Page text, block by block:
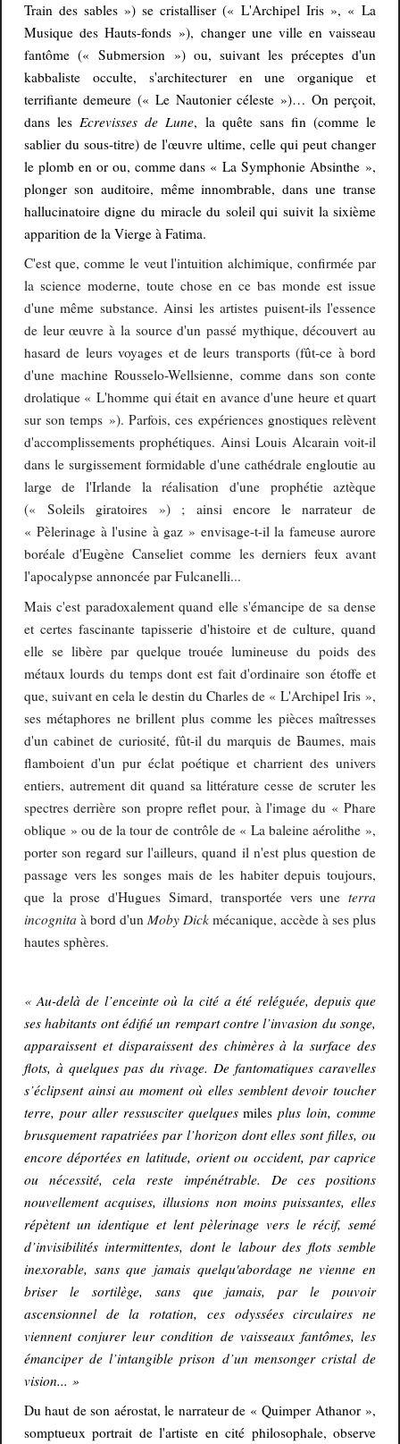
Train des sables ») se cristalliser (« L'Archipel Iris », « La
Musique des Hauts-fonds »), changer une ville en vaisseau
fantôme (« Submersion »)ou, suivant les préceptes d'un
kabbaliste occulte, s'architecturer en une organique et
terrifiante demeure (« Le Nautonier céleste »)… On perçoit,
dans les Ecrevisses de Lune, la quête sans fin (comme le
sablier du sous-titre) de l'œuvre ultime, celle qui peut changer
le plomb en or ou, comme dans « La Symphonie Absinthe »,
plonger son auditoire, même innombrable, dans une transe
hallucinatoiredigne du miracle du soleil qui suivit la sixième
apparition de la Vierge à Fatima.
C'est que, comme le veut l'intuition alchimique, confirmée par
la science moderne, toute chose en ce bas monde est issue
d'une même substance. Ainsi les artistes puisent-ils l'essence
de leur œuvre à la source d'un passé mythique, découvert au
hasard de leurs voyages et de leurs transports (fût-ce à bord
d'une machine Rousselo-Wellsienne, comme dans son conte
drolatique « L'homme qui était en avance d'une heure et quart
sur son temps »). Parfois, ces expériences gnostiques relèvent
d'accomplissements prophétiques. Ainsi Louis Alcarain voit-il
dans le surgissement formidable d'une cathédrale engloutie au
large de l'Irlande la réalisation d'une prophétie aztèque
(« Soleils giratoires ») ; ainsi encore le narrateur de
« Pèlerinage à l'usine à gaz » envisage-t-il la fameuse aurore
boréale d'Eugène Canseliet comme les derniers feux avant
l'apocalypse annoncée par Fulcanelli...
Mais c'est paradoxalement quand elle s'émancipe de sa dense
et certes fascinante tapisserie d'histoire et de culture, quand
elle se libère par quelque trouée lumineuse du poids des
métaux lourds du temps dont est fait d'ordinaire son étoffe et
que, suivant en cela le destin du Charles de « L'Archipel Iris »,
ses métaphores ne brillent plus comme les pièces maîtresses
d'un cabinet de curiosité, fût-il du marquis de Baumes, mais
flamboient d'un pur éclat poétique et charrient des univers
entiers, autrement dit quand sa littérature cesse de scruter les
spectres derrière son propre reflet pour, à l'image du « Phare
oblique » ou de la tour de contrôle de « La baleine aérolithe »,
porter son regard sur l'ailleurs, quand il n'est plus question de
passage vers les songes mais de les habiter depuis toujours,
que la prose d'Hugues Simard, transportée vers uneterra
incognita à bord d'un Moby Dick mécanique, accède à ses plus
hautes sphères.
«Au-delà de l’enceinte où la cité a été reléguée, depuis que
ses habitants ont édifié un rempart contre l’invasion du songe,
apparaissent et disparaissent des chimères à la surface des
flots, à quelques pas du rivage. De fantomatiques caravelles
s’éclipsent ainsi au moment où elles semblent devoir toucher
terre, pour aller ressusciter quelquesmiles plus loin, comme
brusquement rapatriées par l’horizon dont elles sont filles, ou
encore déportées en latitude, orient ou occident, par caprice
ou nécessité, cela reste impénétrable. De ces positions
nouvellement acquises, illusions non moins puissantes, elles
répètent un identique et lent pèlerinage vers le récif, semé
d’invisibilités intermittentes, dont le labour des flots semble
inexorable, sans que jamais quelqu'abordage ne vienne en
briser le sortilège, sans que jamais, par le pouvoir
ascensionnel de la rotation, ces odyssées circulaires ne
viennent conjurer leur condition de vaisseaux fantômes, les
émanciper de l’intangible prison d’un mensonger cristal de
vision... »
Du haut de son aérostat, le narrateur de « Quimper Athanor »,
somptueuxportrait de l'artiste en cité philosophale, observe